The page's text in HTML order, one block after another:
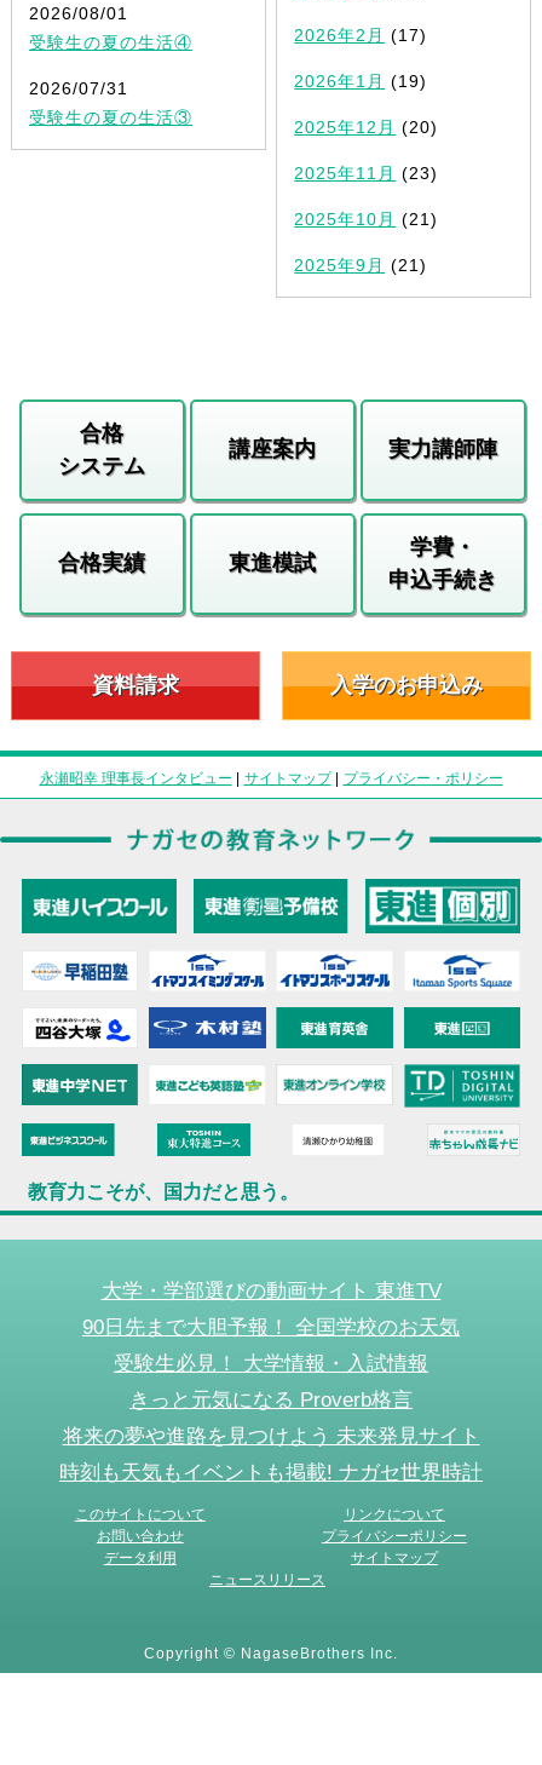
2026/08/01
受験生の夏の生活④
2026/07/31
受験生の夏の生活③
2026年2月 (17)
2026年1月 (19)
2025年12月 (20)
2025年11月 (23)
2025年10月 (21)
2025年9月 (21)
合格
システム
講座案内 実力講師陣
合格実績 東進模試
学費・
申込手続き
資料請求 入学のお申込み
永瀬昭幸 理事長インタビュー | サイトマップ| プライバシー・ポリシー
教育力こそが、国力だと思う。
大学・学部選びの動画サイト 東進TV
90日先まで大胆予報！ 全国学校のお天気
受験生必見！ 大学情報・入試情報
きっと元気になる Proverb格言
将来の夢や進路を見つけよう 未来発見サイト
時刻も天気もイベントも掲載! ナガセ世界時計
このサイトについて
リンクについて
お問い合わせ
プライバシーポリシー
データ利用
サイトマップ
ニュースリリース
Copyright © NagaseBrothers Inc.